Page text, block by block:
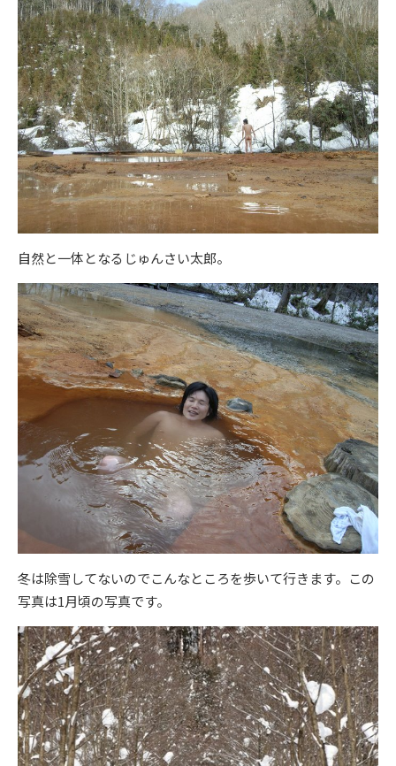
自然と一体となるじゅんさい太郎。
冬は除雪してないのでこんなところを歩いて行きます。この
写真は1月頃の写真です。